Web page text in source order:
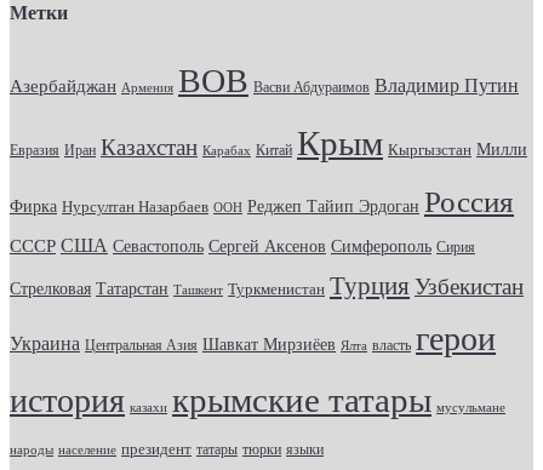
Метки
Азербайджан Армения ВОВ Васви Абдураимов Владимир Путин
Евразия Иран Казахстан Карабах Китай Крым Кыргызстан Милли
Фирка Нурсултан Назарбаев ООН Реджеп Тайип Эрдоган Россия
СССР США Севастополь Сергей Аксенов Симферополь Сирия
Стрелковая Татарстан Ташкент Туркменистан Турция Узбекистан
Украина Центральная Азия Шавкат Мирзиёев Ялта власть герои
история казахи крымские татары мусульмане
народы население президент татары тюрки языки